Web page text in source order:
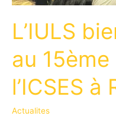
L’IULS
au
l’ICSES à
Actualites